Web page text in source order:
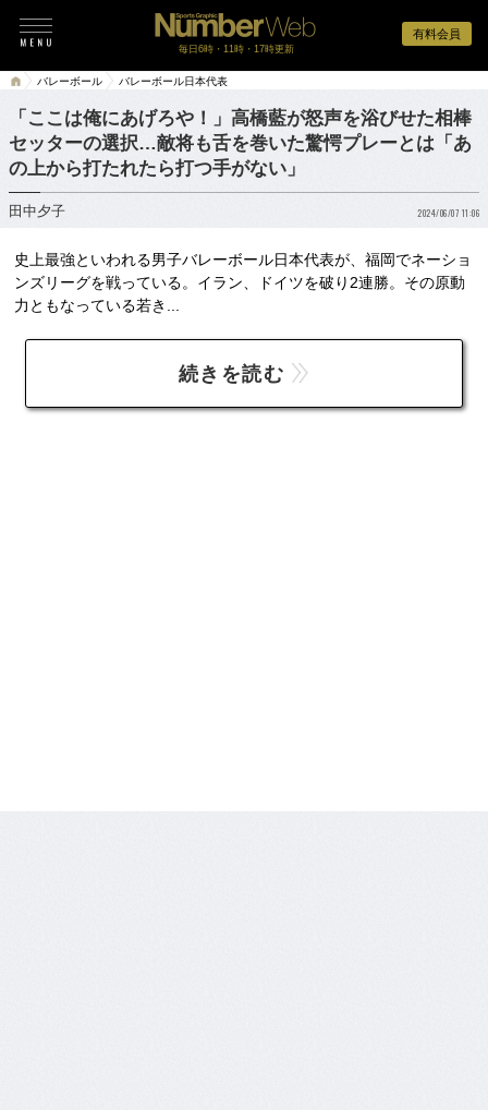
有料会員
毎日6時・11時・17時更新
バレーボール バレーボール日本代表
「ここは俺にあげろや！」高橋藍が怒声を浴びせた相棒
セッターの選択…敵将も舌を巻いた驚愕プレーとは「あ
の上から打たれたら打つ手がない」
田中夕子 2024/06/07 11:06
史上最強といわれる男子バレーボール日本代表が、福岡でネーショ
ンズリーグを戦っている。イラン、ドイツを破り2連勝。その原動
力ともなっている若き...
続きを読む